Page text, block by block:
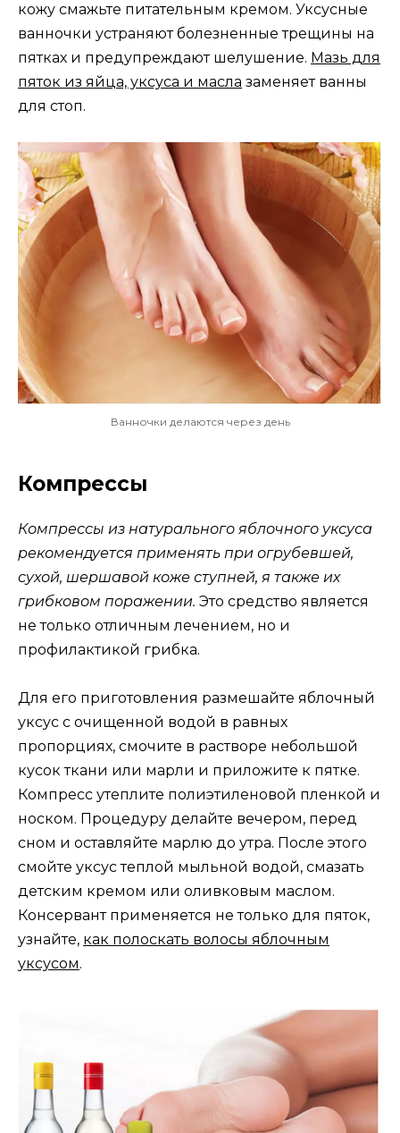
кожу смажьте питательным кремом. Уксусные
ванночки устраняют болезненные трещины на
пятках и предупреждают шелушение. Мазь для
пяток из яйца, уксуса и масла заменяет ванны
для стоп.
Ванночки делаются через день
Компрессы
Компрессы из натурального яблочного уксуса
рекомендуется применять при огрубевшей,
сухой, шершавой коже ступней, я также их
грибковом поражении. Это средство является
не только отличным лечением, но и
профилактикой грибка.
Для его приготовления размешайте яблочный
уксус с очищенной водой в равных
пропорциях, смочите в растворе небольшой
кусок ткани или марли и приложите к пятке.
Компресс утеплите полиэтиленовой пленкой и
носком. Процедуру делайте вечером, перед
сном и оставляйте марлю до утра. После этого
смойте уксус теплой мыльной водой, смазать
детским кремом или оливковым маслом.
Консервант применяется не только для пяток,
узнайте, как полоскать волосы яблочным
уксусом.